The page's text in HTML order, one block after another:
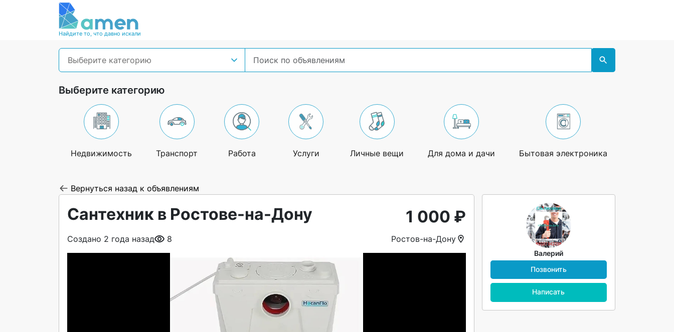
Найдите то, что давно искали
Выберите категорию
Выберите категорию
Недвижимость Транспорт Работа Услуги Личные вещи Для дома и дачи Бытовая электроника
Вернуться назад к объявлениям
Сантехник в Ростове-на-Дону 1 000 ₽
Создано 2 года назад 8 Ростов-на-Дону
Валерий
Позвонить
Написать